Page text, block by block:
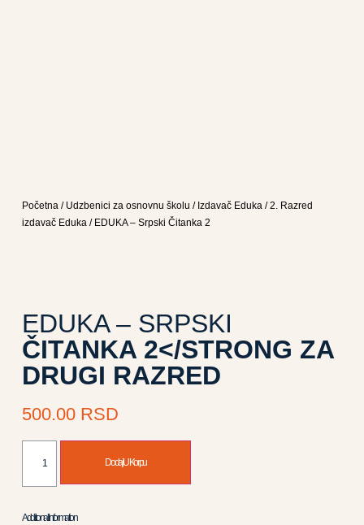
Početna/ Udzbenici za osnovnu školu / Izdavač Eduka/2. Razred
izdavač Eduka/ EDUKA – Srpski Čitanka 2
EDUKA – SRPSKI
ČITANKA 2</STRONG ZA
DRUGI RAZRED
500.00 RSD
Dodaj U Korpu
Additional Information